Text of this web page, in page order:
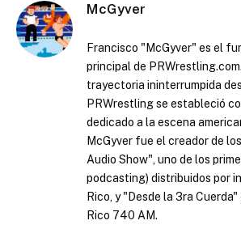
McGyver
Francisco "McGyver" es el
principal de
trayectoria ininterrumpida
PRWrestling se estableció
dedicado a la escena
McGyver fue el creador de
Audio Show", uno de los
podcasting) distribuidos por
Rico, y "Desde la 3ra
Rico 740 AM.